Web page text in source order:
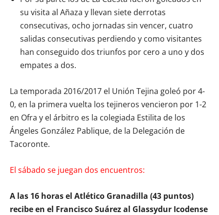
su visita al Añaza y llevan siete derrotas
consecutivas, ocho jornadas sin vencer, cuatro
salidas consecutivas perdiendo y como visitantes
han conseguido dos triunfos por cero a uno y dos
empates a dos.
La temporada 2016/2017 el Unión Tejina goleó por 4-
0, en la primera vuelta los tejineros vencieron por 1-2
en Ofra y el árbitro es la colegiada Estilita de los
Ángeles González Pablique, de la Delegación de
Tacoronte.
El sábado se juegan dos encuentros:
A las 16 horas el Atlético Granadilla (43 puntos)
recibe en el Francisco Suárez al Glassydur Icodense